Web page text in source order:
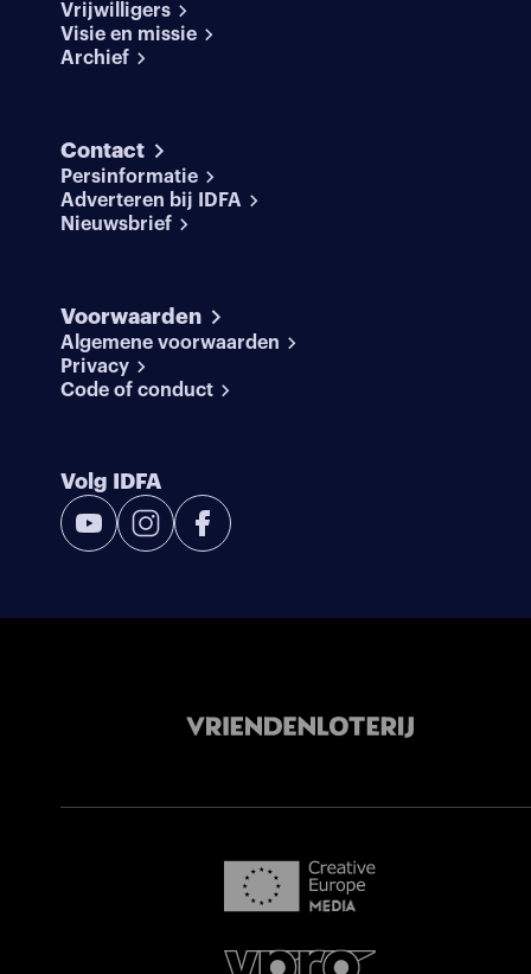
Vrijwilligers
Visie en missie
Archief
Contact
Persinformatie
Adverteren bij IDFA
Nieuwsbrief
Voorwaarden
Algemene voorwaarden
Privacy
Code of conduct
Volg IDFA